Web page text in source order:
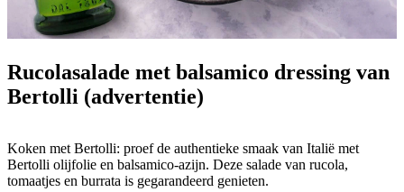
Rucolasalade met balsamico dressing van
Bertolli (advertentie)
Koken met Bertolli: proef de authentieke smaak van Italië met
Bertolli olijfolie en balsamico-azijn. Deze salade van rucola,
tomaatjes en burrata is gegarandeerd genieten.
Bertolli